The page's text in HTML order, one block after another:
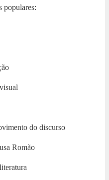
populares:
do discurso
Romão